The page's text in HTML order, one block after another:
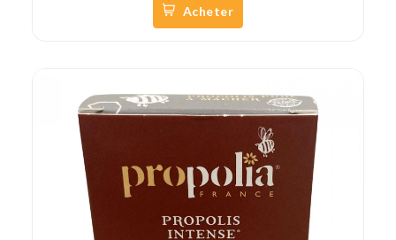
Acheter